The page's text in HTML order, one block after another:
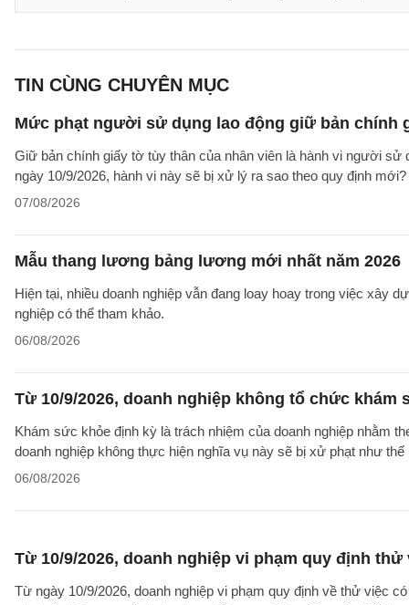
TIN CÙNG CHUYÊN MỤC
Mức phạt người sử dụng lao động giữ bản chính
Giữ bản chính giấy tờ tùy thân của nhân viên là hành vi người
ngày 10/9/2026, hành vi này sẽ bị xử lý ra sao theo quy định mới?
07/08/2026
Mẫu thang lương bảng lương mới nhất năm 2026
Hiện tại, nhiều doanh nghiệp vẫn đang loay hoay trong việc xây
nghiệp có thể tham khảo.
06/08/2026
Từ 10/9/2026, doanh nghiệp không tổ chức
Khám sức khỏe định kỳ là trách nhiệm của doanh nghiệp nhằm
doanh nghiệp không thực hiện nghĩa vụ này sẽ bị xử phạt như thế
06/08/2026
Từ 10/9/2026, doanh nghiệp vi phạm quy định
Từ ngày 10/9/2026, doanh nghiệp vi phạm quy định về thử việc